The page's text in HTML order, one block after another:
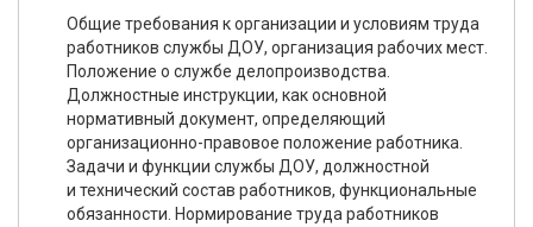
Общие требования к организации и условиям труда
работников службы ДОУ, организация рабочих мест.
Положение о службе делопроизводства.
Должностные инструкции, как основной
нормативный документ, определяющий
организационно-правовое положение работника.
Задачи и функции службы ДОУ, должностной
и технический состав работников, функциональные
обязанности. Нормирование труда работников